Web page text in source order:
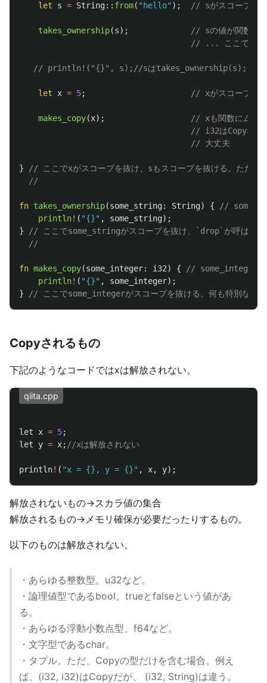
let
s = String:: from( "hello" ); // sがスコープに
takes_ownership(s);
// sの値が関数に
// ... ここではも
// println!("{}", s);//sはtakes_ownership(s); の中で破
let x = 5; // xがスコープに
makes_copy(x);
// xも関数にムー
// i32はCopyなの
// 大丈夫
}
// ここでxがスコープを抜け、sもスコープを抜ける。ただし
//
fn takes_ownership(some_string: String) {
//
println! ( "{}" , some_string);
}
// ここでsome_stringがスコープを抜け、`drop`が呼ばれる
//
fn makes_copy(some_integer: i32) {
// some_integerが
println! ( "{}" , some_integer);
}
// ここでsome_integerがスコープを抜ける。何
Copyされるもの
下記のようなコードではxは解放されない。
qiita.cpp
let x = 5;
let
y = x; //xは解放されない
println! ( "x = {}, y = {}" , x, y);
解放されないもの→スカラ値の集合
解放されるもの→メモリ確保が必要だったりするもの。
以下のものは解放されない。
・あらゆる整数型。u32など。
・論理値型であるbool。trueとfalseという値があ
る。
・あらゆる浮動小数点型、f64など。
・文字型であるchar。
・タプル。ただ、Copyの型だけを含む場合。例え
ば、(i32, i32)はCopyだが、 (i32, String)は違う。